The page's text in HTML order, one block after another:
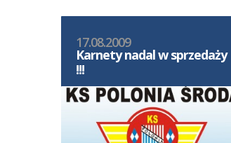
17.08.2009
Karnety nadal w sprzedaży
!!!